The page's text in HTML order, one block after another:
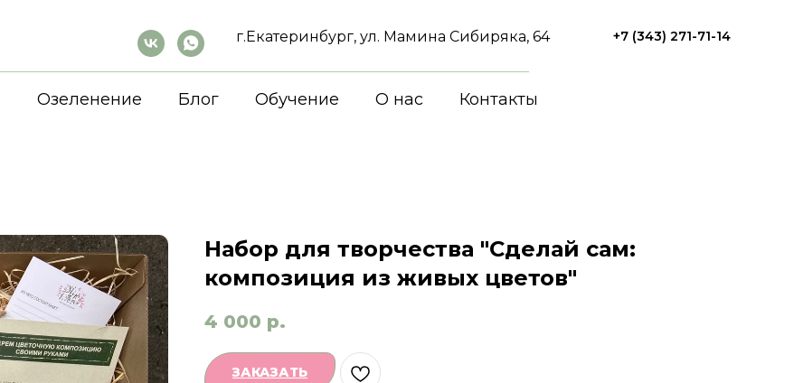
г.Екатеринбург, ул. Мамина Сибиряка, 64 +7 (343) 271-71-14
Озеленение Блог Обучение О нас Контакты
Набор для творчества "Сделай сам:
композиция из живых цветов"
4 000 р.
ЗАКАЗАТЬ